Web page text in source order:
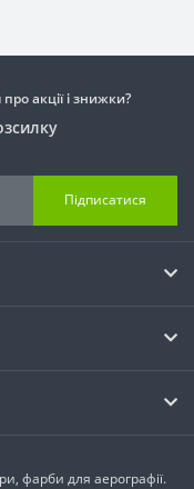
акції і знижки?
Підписатися
фарби для аерографії.